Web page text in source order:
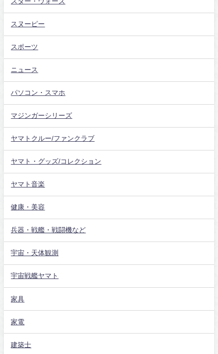
スヌーピー
スポーツ
ニュース
パソコン・スマホ
マジンガーシリーズ
ヤマトクルー/ファンクラブ
ヤマト・グッズ/コレクション
ヤマト音楽
健康・美容
兵器・戦艦・戦闘機など
宇宙・天体観測
宇宙戦艦ヤマト
家具
家電
建築士